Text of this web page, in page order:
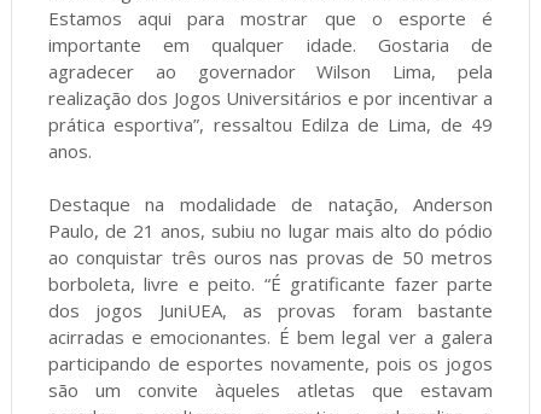
Estamos aqui para mostrar que o esporte é
importante em qualquer idade. Gostaria de
agradecer ao governador Wilson Lima, pela
realização dos Jogos Universitários e por incentivar a
prática esportiva”, ressaltou Edilza de Lima, de 49
anos.
Destaque na modalidade de natação, Anderson
Paulo, de 21 anos, subiu no lugar mais alto do pódio
ao conquistar três ouros nas provas de 50 metros
borboleta, livre e peito. “É gratificante fazer parte
dos jogos JuniUEA, as provas foram bastante
acirradas e emocionantes. É bem legal ver a galera
participando de esportes novamente, pois os jogos
são um convite àqueles atletas que estavam